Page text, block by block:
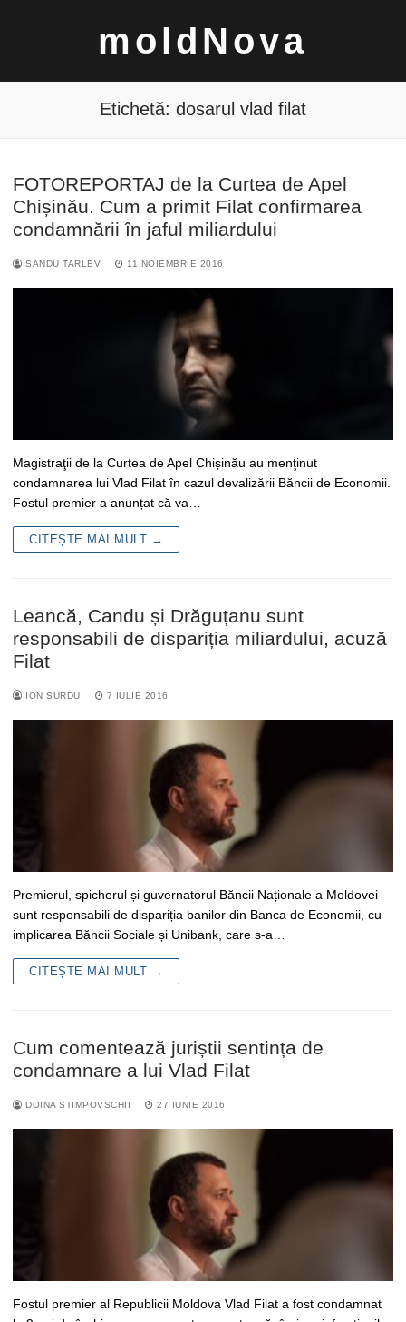
moldNova
Caută
după:
Etichetă: dosarul vlad filat
FOTOREPORTAJ de la Curtea de Apel
Chișinău. Cum a primit Filat confirmarea
condamnării în jaful miliardului
SANDU TARLEV 11 NOIEMBRIE 2016
Magistraţii de la Curtea de Apel Chișinău au menţinut
condamnarea lui Vlad Filat în cazul devalizării Băncii de Economii.
Fostul premier a anunțat că va…
CITEȘTE MAI MULT →
Leancă, Candu și Drăguțanu sunt
responsabili de dispariția miliardului, acuză
Filat
ION SURDU 7 IULIE 2016
Premierul, spicherul și guvernatorul Băncii Naționale a Moldovei
sunt responsabili de dispariția banilor din Banca de Economii, cu
implicarea Băncii Sociale și Unibank, care s-a…
CITEȘTE MAI MULT →
Cum comentează juriștii sentința de
condamnare a lui Vlad Filat
DOINA STIMPOVSCHII 27 IUNIE 2016
Fostul premier al Republicii Moldova Vlad Filat a fost condamnat